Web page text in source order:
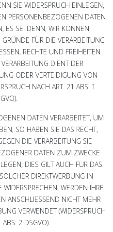
SIE WIDERSPRUCH EINLEGEN,
PERSONENBEZOGENEN DATEN
ES SEI DENN, WIR KÖNNEN
FÜR DIE VERARBEITUNG
RECHTE UND FREIHEITEN
DIENT DER
ODER VERTEIDIGUNG VON
NACH ART. 21 ABS. 1
DATEN VERARBEITET, UM
SO HABEN SIE DAS RECHT,
DIE VERARBEITUNG SIE
DATEN ZUM ZWECKE
DIES GILT AUCH FÜR DAS
DIREKTWERBUNG IN
WERDEN IHRE
ANSCHLIESSEND NICHT MEHR
VERWENDET (WIDERSPRUCH
ABS. 2 DSGVO).